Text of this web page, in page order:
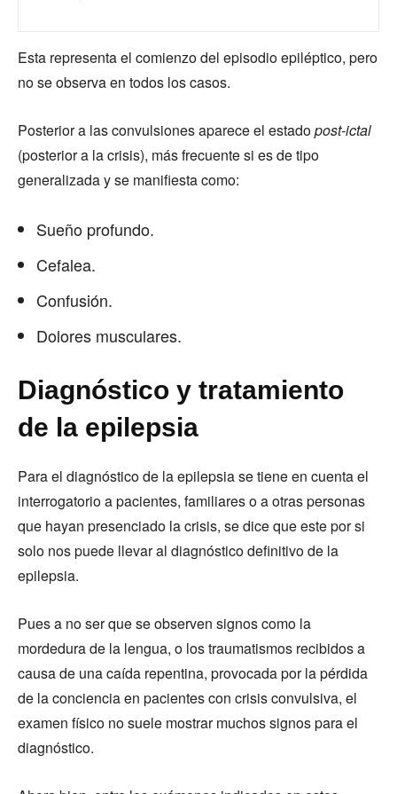
Esta representa el comienzo del episodio epiléptico, pero
no se observa en todos los casos.
Posterior a las convulsiones aparece el estadopost-ictal
(posterior a la crisis), más frecuente si es de tipo
generalizada y se manifiesta como:
Sueño profundo.
Cefalea.
Confusión.
Dolores musculares.
Diagnóstico y tratamiento
de la epilepsia
Para el diagnóstico de la epilepsia se tiene en cuenta el
interrogatorio a pacientes, familiares o a otras personas
que hayan presenciado la crisis, se dice que este por si
solo nos puede llevar al diagnóstico definitivo de la
epilepsia.
Pues a no ser que se observen signos como la
mordedura de la lengua, o los traumatismos recibidos a
causa de una caída repentina, provocada por la pérdida
de la conciencia en pacientes con crisis convulsiva, el
examen físico no suele mostrar muchos signos para el
diagnóstico.